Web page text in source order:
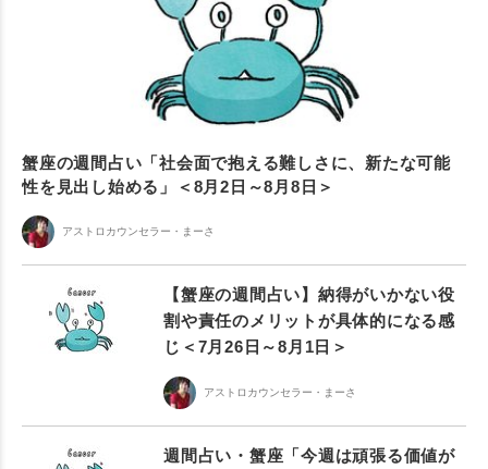
蟹座の週間占い「社会面で抱える難しさに、新たな可能
性を見出し始める」＜8月2日～8月8日＞
アストロカウンセラー・まーさ
【蟹座の週間占い】納得がいかない役
割や責任のメリットが具体的になる感
じ＜7月26日～8月1日＞
アストロカウンセラー・まーさ
週間占い・蟹座「今週は頑張る価値が